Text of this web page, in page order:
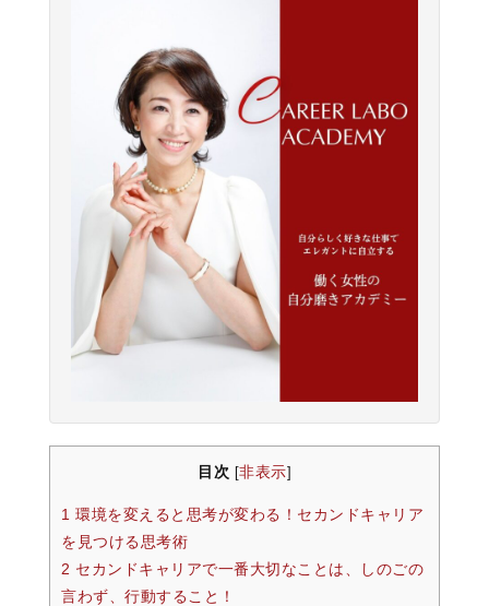
目次 [非表示]
1 環境を変えると思考が変わる！セカンドキャリア
を見つける思考術
2 セカンドキャリアで一番大切なことは、しのごの
言わず、行動すること！